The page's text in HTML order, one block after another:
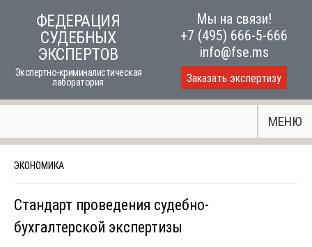
ФЕДЕРАЦИЯ
СУДЕБНЫХ
ЭКСПЕРТОВ
Экспертно-криминалистическая
лаборатория
Мы на связи!
+7 (495) 666-5-666
info@fse.ms
Заказать экспертизу
МЕНЮ
ЭКОНОМИКА
Стандарт проведения судебно-
бухгалтерской экспертизы